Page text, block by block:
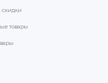
скидки
товары